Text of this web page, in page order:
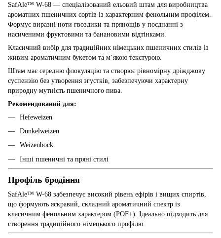
SafAle™ W-68 — спеціалізований ельовий штам для виробництва
ароматних пшеничних сортів із характерним фенольним профілем.
Формує виразні ноти гвоздики та прянощів у поєднанні з
насиченими фруктовими та банановими відтінками.
Класичний вибір для традиційних німецьких пшеничних стилів із
живим ароматичним букетом та м’якою текстурою.
Штам має середню флокуляцію та створює рівномірну дріжджову
суспензію без утворення згустків, забезпечуючи характерну
природну мутність пшеничного пива.
Рекомендований для:
Hefeweizen
Dunkelweizen
Weizenbock
Інші пшеничні та пряні стилі
Профіль бродіння
SafAle™ W-68 забезпечує високий рівень ефірів і вищих спиртів,
що формують яскравий, складний ароматичний спектр із
класичним фенольним характером (POF+). Ідеально підходить для
створення традиційного німецького профілю.